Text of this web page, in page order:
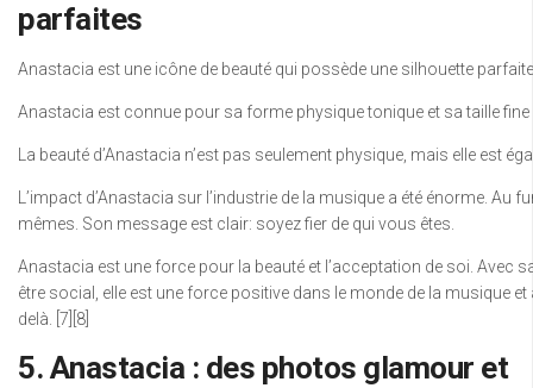
parfaites
Anastacia est une icône de beauté qui possède une silhouette
Anastacia est connue pour sa forme physique tonique et sa taille
La beauté d’Anastacia n’est pas seulement physique, mais elle est
L’impact d’Anastacia sur l’industrie de la musique a été énorme.
mêmes. Son message est clair: soyez fier de qui vous êtes.
Anastacia est une force pour la beauté et l’acceptation de soi. Avec
être social, elle est une force positive dans le monde de la musique et
delà. [7][8]
5. Anastacia : des photos glamour et